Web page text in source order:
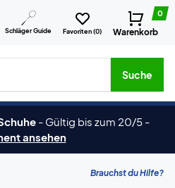
Schläger Guide Favoriten (0)
0
Warenkorb
Marken usw.
Suche
- Gültig bis zum 20/5 -
ansehen
Brauchst du Hilfe?